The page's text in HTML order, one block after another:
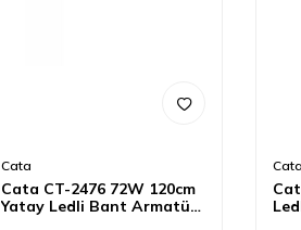
Cata
Cata CT-2476 72W 120cm
Yatay Ledli Bant Armatür
Cata